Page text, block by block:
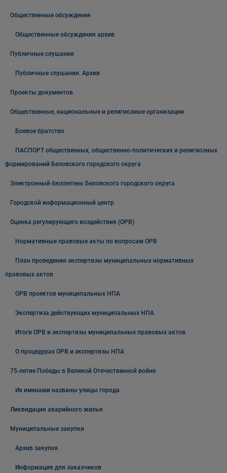
Общественные обсуждения
Общественные обсуждения архив
Публичные слушания
Публичные слушания. Архив
Проекты документов
Общественные, национальные и религиозные организации
Боевое братство
ПАСПОРТ общественных, общественно-политических и религиозных
формирований Беловского городского округа
Электронный бюллетень Беловского городского округа
Городской информационный центр
Оценка регулирующего воздействия (ОРВ)
Нормативные правовые акты по вопросам ОРВ
План проведения экспертизы муниципальных нормативных
правовых актов
ОРВ проектов муниципальных НПА
Экспертиза действующих муниципальных НПА
Итоги ОРВ и экспертизы муниципальных правовых актов
О процедурах ОРВ и экспертизы НПА
75-летие Победы в Великой Отечественной войне
Их именами названы улицы города
Ликвидация аварийного жилья
Муниципальные закупки
Архив закупок
Информация для заказчиков